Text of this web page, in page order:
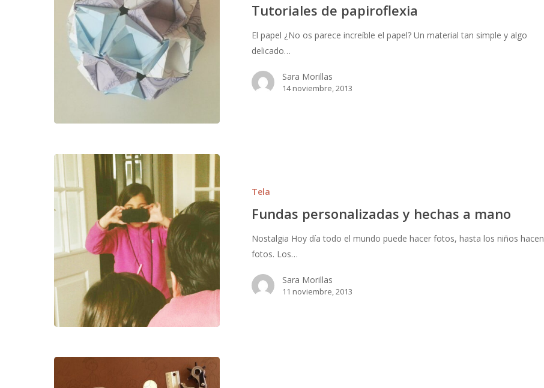
Tutoriales de papiroflexia
El papel ¿No os parece increíble el papel? Un material tan simple y algo
delicado…
Sara Morillas
14 noviembre, 2013
Tela
Fundas personalizadas y hechas a mano
Nostalgia Hoy día todo el mundo puede hacer fotos, hasta los niños hacen
fotos. Los…
Sara Morillas
11 noviembre, 2013